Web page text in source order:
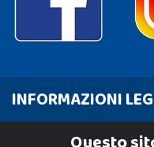
INFORMAZIONI
Cookie Policy